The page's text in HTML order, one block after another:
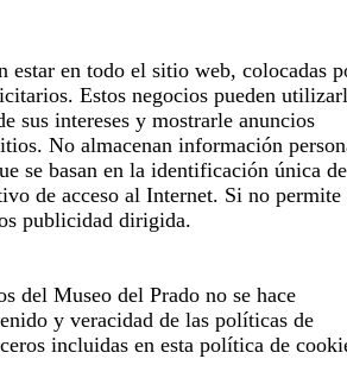
estar en todo el sitio web, colocadas
Estos negocios pueden
sus intereses y mostrarle anuncios
No almacenan información
se basan en la identificación única
de acceso al Internet. Si no permite
publicidad dirigida.
del Museo del Prado no se hace
y veracidad de las políticas de
incluidas en esta política de